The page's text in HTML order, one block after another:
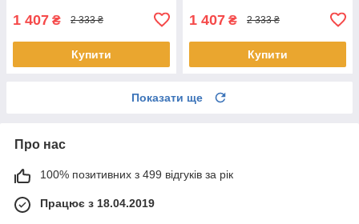
1 407 ₴ 2 333 ₴
Купити
1 407 ₴ 2 333 ₴
Купити
Показати ще
Про нас
100% позитивних з 499 відгуків за рік
Працює з 18.04.2019